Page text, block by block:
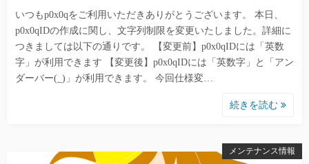
いつもp0x0qをご利用いただきありがとうございます。 本日、
p0x0qIDの作成に関し、文字列制限を変更いたしました。詳細に
つきましては以下の通りです。 【変更前】p0x0qIDには「英数
字」が利用できます 【変更後】p0x0qIDには「英数字」と「アン
ダーバー(_)」が利用できます。 今回仕様変…
続きを読む
メンテナンス情報